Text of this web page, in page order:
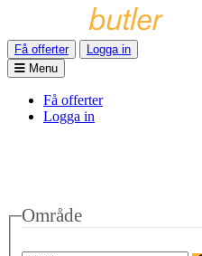
Få offerter
Logga in
Menu
Få offerter
Logga in
Område